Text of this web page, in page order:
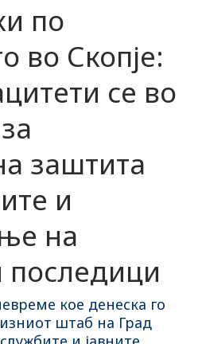
по
во Скопје:
се во
заштита
и
на
последици
кое денеска го
штаб на Град